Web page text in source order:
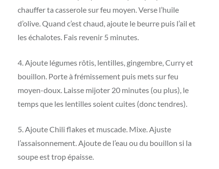
chauffer ta casserole sur feu moyen. Verse l’huile
d’olive. Quand c’est chaud, ajoute le beurre puis l’ail et
les échalotes. Fais revenir 5 minutes.
4. Ajoute légumes rôtis, lentilles, gingembre, Curry et
bouillon. Porte à frémissement puis mets sur feu
moyen-doux. Laisse mijoter 20 minutes (ou plus), le
temps que les lentilles soient cuites (donc tendres).
5. Ajoute Chili flakes et muscade. Mixe. Ajuste
l’assaisonnement. Ajoute de l’eau ou du bouillon si la
soupe est trop épaisse.